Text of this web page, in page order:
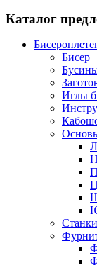
Каталог
Бисер
Иглы